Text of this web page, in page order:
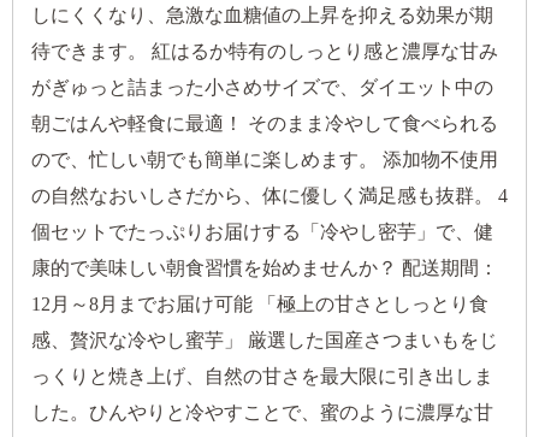
しにくくなり、急激な血糖値の上昇を抑える効果が期
待できます。 紅はるか特有のしっとり感と濃厚な甘み
がぎゅっと詰まった小さめサイズで、ダイエット中の
朝ごはんや軽食に最適！ そのまま冷やして食べられる
ので、忙しい朝でも簡単に楽しめます。 添加物不使用
の自然なおいしさだから、体に優しく満足感も抜群。 4
個セットでたっぷりお届けする「冷やし密芋」で、健
康的で美味しい朝食習慣を始めませんか？ 配送期間：
12月～8月までお届け可能 「極上の甘さとしっとり食
感、贅沢な冷やし蜜芋」 厳選した国産さつまいもをじ
っくりと焼き上げ、自然の甘さを最大限に引き出しま
した。ひんやりと冷やすことで、蜜のように濃厚な甘